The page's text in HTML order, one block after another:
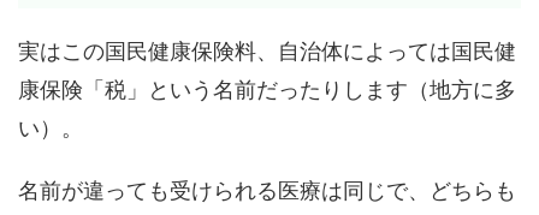
実はこの国民健康保険料、自治体によっては国民健
康保険「税」という名前だったりします（地方に多
い）。
名前が違っても受けられる医療は同じで、どちらも